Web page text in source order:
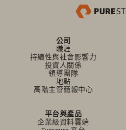
公司
職涯
持續性與社會影響力
投資人關係
領導團隊
地點
高階主管簡報中心
平台與產品
企業級資料雲端